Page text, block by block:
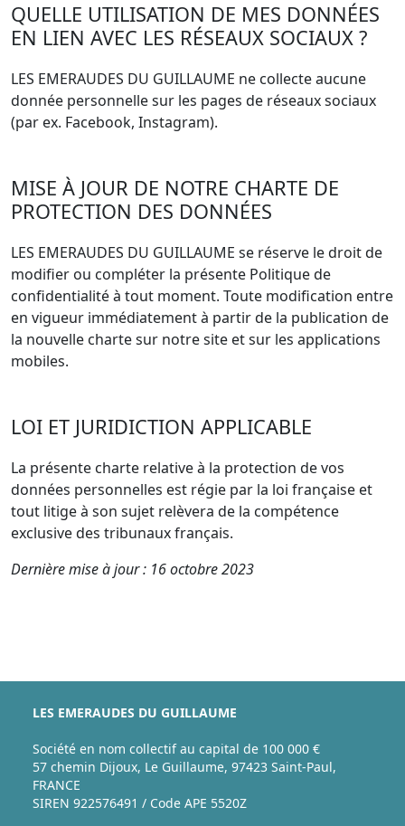
QUELLE UTILISATION DE MES DONNÉES
EN LIEN AVEC LES RÉSEAUX SOCIAUX ?
LES EMERAUDES DU GUILLAUME ne collecte aucune
donnée personnelle sur les pages de réseaux sociaux
(par ex. Facebook, Instagram).
MISE À JOUR DE NOTRE CHARTE DE
PROTECTION DES DONNÉES
LES EMERAUDES DU GUILLAUME se réserve le droit de
modifier ou compléter la présente Politique de
confidentialité à tout moment. Toute modification entre
en vigueur immédiatement à partir de la publication de
la nouvelle charte sur notre site et sur les applications
mobiles.
LOI ET JURIDICTION APPLICABLE
La présente charte relative à la protection de vos
données personnelles est régie par la loi française et
tout litige à son sujet relèvera de la compétence
exclusive des tribunaux français.
Dernière mise à jour : 16 octobre 2023
LES EMERAUDES DU GUILLAUME
Société en nom collectif au capital de 100 000 €
57 chemin Dijoux, Le Guillaume, 97423 Saint-Paul,
FRANCE
SIREN 922576491 / Code APE 5520Z